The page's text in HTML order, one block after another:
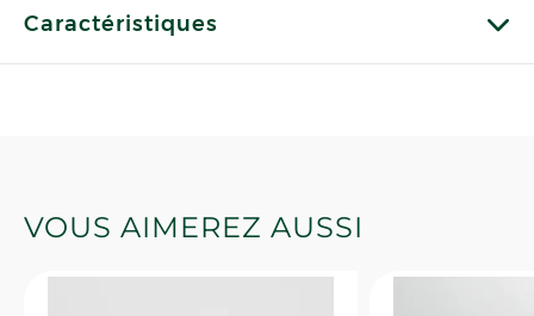
Caractéristiques
VOUS AIMEREZ AUSSI